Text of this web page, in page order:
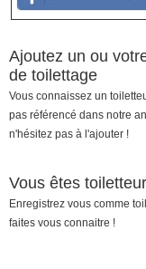
Ajoutez un ou
de toilettage
Vous connaissez un
pas référencé dans notre
n'hésitez pas à l'ajouter !
Vous êtes toiletteur
Enregistrez vous comme
faites vous connaitre !